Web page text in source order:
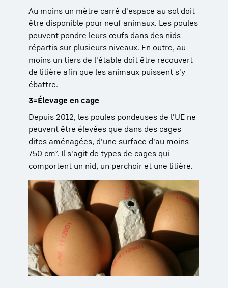
Au moins un mètre carré d'espace au sol doit
être disponible pour neuf animaux. Les poules
peuvent pondre leurs œufs dans des nids
répartis sur plusieurs niveaux. En outre, au
moins un tiers de l'étable doit être recouvert
de litière afin que les animaux puissent s'y
ébattre.
3=Élevage en cage
Depuis 2012, les poules pondeuses de l'UE ne
peuvent être élevées que dans des cages
dites aménagées, d'une surface d'au moins
750 cm². Il s'agit de types de cages qui
comportent un nid, un perchoir et une litière.